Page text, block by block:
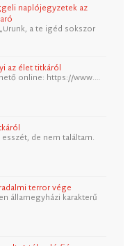
naplójegyzetek az
a te igéd sokszor
az élet titkáról
online: https://www.…
de nem találtam.
terror vége
államegyházi karakterű